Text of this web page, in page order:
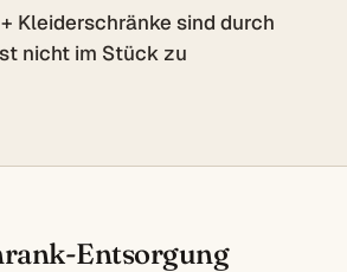
Kleiderschränke sind durch
nicht im Stück zu
Entsorgung